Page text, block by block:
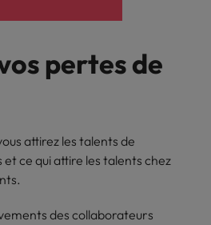
pertes de
attirez les talents de
ce qui attire les talents chez
des collaborateurs